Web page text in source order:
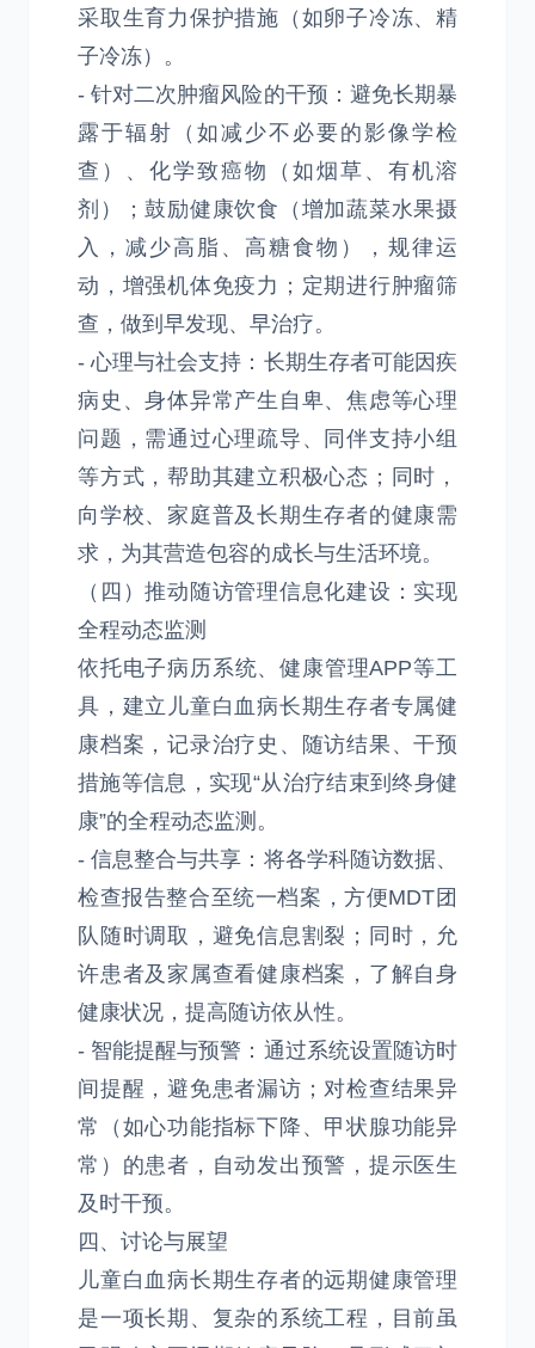
采取生育力保护措施（如卵子冷冻、精
子冷冻）。
- 针对二次肿瘤风险的干预：避免长期暴
露于辐射（如减少不必要的影像学检
查）、化学致癌物（如烟草、有机溶
剂）；鼓励健康饮食（增加蔬菜水果摄
入，减少高脂、高糖食物），规律运
动，增强机体免疫力；定期进行肿瘤筛
查，做到早发现、早治疗。
- 心理与社会支持：长期生存者可能因疾
病史、身体异常产生自卑、焦虑等心理
问题，需通过心理疏导、同伴支持小组
等方式，帮助其建立积极心态；同时，
向学校、家庭普及长期生存者的健康需
求，为其营造包容的成长与生活环境。
（四）推动随访管理信息化建设：实现
全程动态监测
依托电子病历系统、健康管理APP等工
具，建立儿童白血病长期生存者专属健
康档案，记录治疗史、随访结果、干预
措施等信息，实现“从治疗结束到终身健
康”的全程动态监测。
- 信息整合与共享：将各学科随访数据、
检查报告整合至统一档案，方便MDT团
队随时调取，避免信息割裂；同时，允
许患者及家属查看健康档案，了解自身
健康状况，提高随访依从性。
- 智能提醒与预警：通过系统设置随访时
间提醒，避免患者漏访；对检查结果异
常（如心功能指标下降、甲状腺功能异
常）的患者，自动发出预警，提示医生
及时干预。
四、讨论与展望
儿童白血病长期生存者的远期健康管理
是一项长期、复杂的系统工程，目前虽